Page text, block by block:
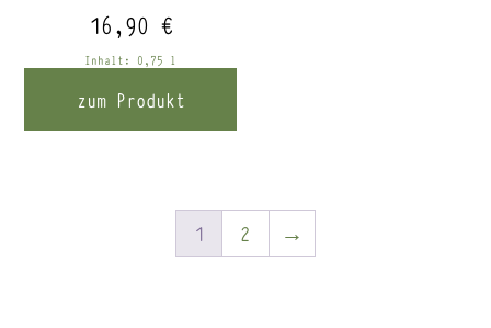
16,90 €
Inhalt: 0,75 l
zum Produkt
1 2 →